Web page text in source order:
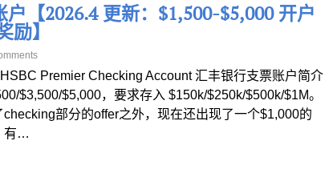
【2026.4 更新：$1,500-$5,000 开户
】
HSBC Premier Checking Account 汇丰银行支票账户简介
$3,500/$5,000，要求存入 $150k/$250k/$500k/$1M。
部分的offer之外，现在还出现了一个$1,000的
有…